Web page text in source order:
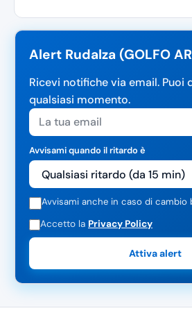
Alert Rudalza (GOLFO
Ricevi notifiche via email. Puoi
qualsiasi momento.
Avvisami quando il ritardo è
Avvisami anche in caso di cambio
Accetto la Privacy Policy
Attiva alert